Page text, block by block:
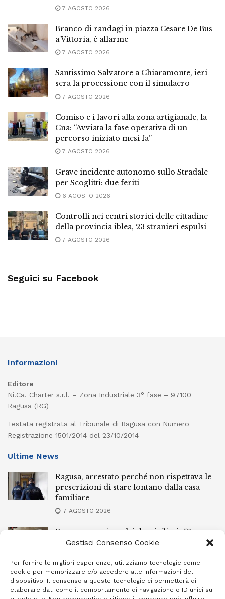
Gestisci Consenso Cookie
Per fornire le migliori esperienze, utilizziamo tecnologie come i
cookie per memorizzare e/o accedere alle informazioni del
dispositivo. Il consenso a queste tecnologie ci permetterà di
elaborare dati come il comportamento di navigazione o ID unici su
7 AGOSTO 2026
Branco di randagi in piazza Cesare De Bus
a Vittoria, è allarme
7 AGOSTO 2026
Santissimo Salvatore a Chiaramonte, ieri
sera la processione con il simulacro
7 AGOSTO 2026
Comiso e i lavori alla zona artigianale, la
Cna: “Avviata la fase operativa di un
percorso iniziato mesi fa”
7 AGOSTO 2026
Grave incidente autonomo sullo Stradale
per Scoglitti: due feriti
6 AGOSTO 2026
Controlli nei centri storici delle cittadine
della provincia iblea, 23 stranieri espulsi
7 AGOSTO 2026
Seguici su Facebook
Informazioni
Editore
Ni.Ca. Charter s.r.l. – Zona Industriale 3° fase – 97100
Ragusa (RG)
Testata registrata al Tribunale di Ragusa con Numero
Registrazione 1501/2014 del 23/10/2014
Ultime News
Ragusa, arrestato perché non rispettava le
prescrizioni di stare lontano dalla casa
familiare
7 AGOSTO 2026
Ragusa, spacciava dai domiciliari: 52enne
finisce in carcere
Incendi a Modica, torna in libertà il
marocchino di 23 anni